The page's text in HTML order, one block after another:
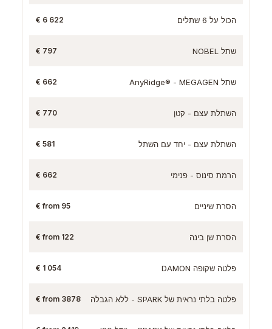
הכול על 6 שתלים 6 622 €
שתל NOBEL 797 €
שתל AnyRidge® - MEGAGEN 662 €
השתלת עצם - קטן 770 €
השתלת עצם - יחד עם השתל 581 €
הרמת סינוס - פנימי 662 €
הסרת שיניים from 95 €
הסרת שן בינה from 122 €
פלטה שקופה DAMON 1 054 €
פלטה בלתי נראית של SPARK - ללא הגבלה from 3878 €